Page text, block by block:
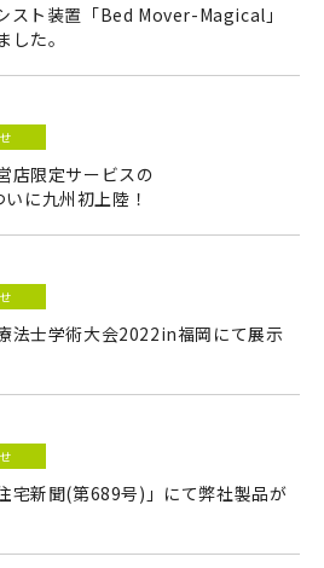
スト装置「Bed Mover-Magical」
た。
店限定サービスの
に九州初上陸！
法士学術大会2022in福岡にて展示
宅新聞(第689号)」にて弊社製品が